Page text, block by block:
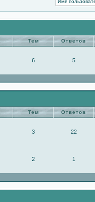
Тем Ответов
6 5
Тем Ответов
3 22
2 1